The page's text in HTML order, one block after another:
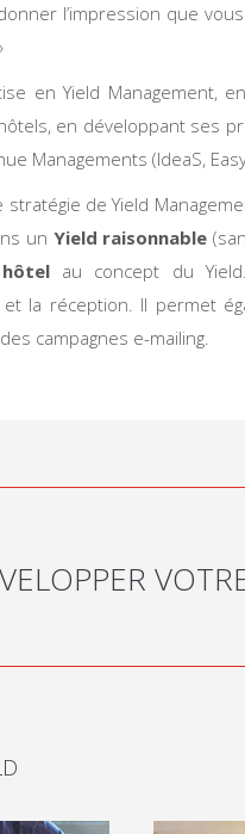
l’impression que
en Yield Management,
en développant ses
Managements (IdeaS,
de Yield
un Yield raisonnable
au concept du
la réception. Il permet
campagnes e-mailing.